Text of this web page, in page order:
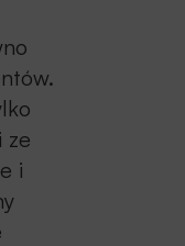
ze
i